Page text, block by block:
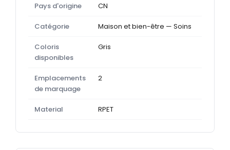
Pays d'origine CN
Catégorie Maison et bien-être — Soins
Coloris
disponibles
Gris
Emplacements
de marquage
2
Material RPET